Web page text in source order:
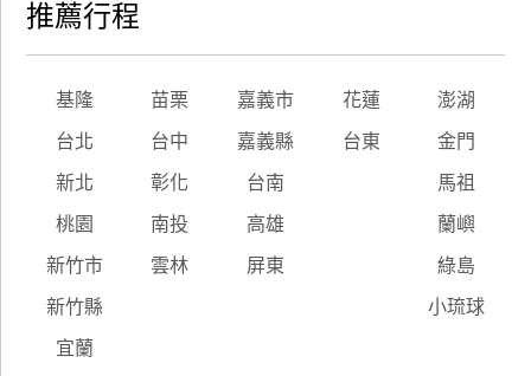
推薦行程
基隆 苗栗 嘉義市 花蓮 澎湖
台北 台中 嘉義縣 台東 金門
新北 彰化 台南 馬祖
桃園 南投 高雄 蘭嶼
新竹市 雲林 屏東 綠島
新竹縣 小琉球
宜蘭